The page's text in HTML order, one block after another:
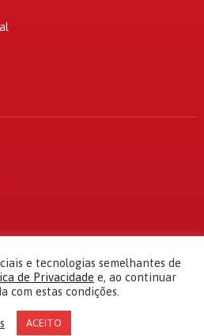
os direitos reservados
e tecnologias semelhantes de
de Privacidade e, ao continuar
com estas condições.
ACEITO